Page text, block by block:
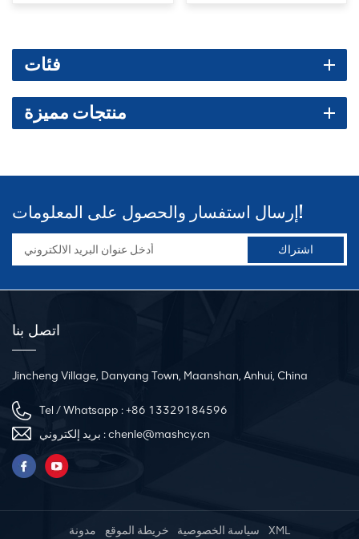
فئات
منتجات مميزة
إرسال استفسار والحصول على المعلومات!
اتصل بنا
Jincheng Village, Danyang Town, Maanshan, Anhui, China
Tel / Whatsapp :+86 13329184596
بريد إلكتروني :chenle@mashcy.cn
مدونة خريطة الموقع سياسة الخصوصية XML